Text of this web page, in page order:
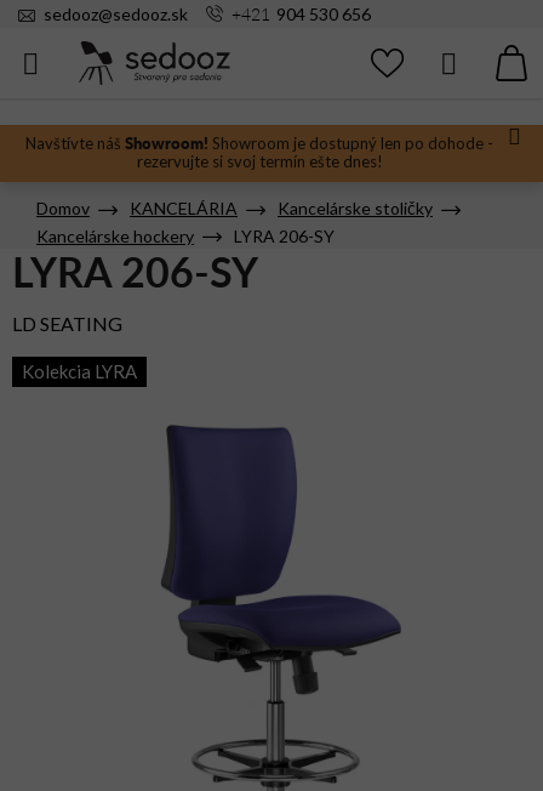
Prejsť
Navštívte náš Showroom! Showroom je dostupný len po dohode -
rezervujte si svoj termín ešte dnes!
sedooz@sedooz.sk +421 904 530 656
Hľadať
Domov KANCELÁRIA
Kancelárske stoličky
Kancelárske hockery
LYRA 206-SY
LYRA 206-SY
LD SEATING
Kolekcia LYRA